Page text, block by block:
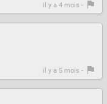
il y a 4 mois -
il y a 5 mois -